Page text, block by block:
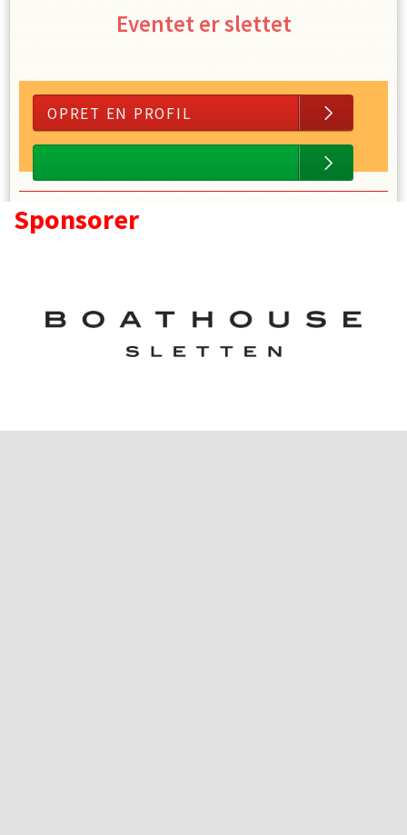
Eventet er slettet
OPRET EN PROFIL
Sponsorer